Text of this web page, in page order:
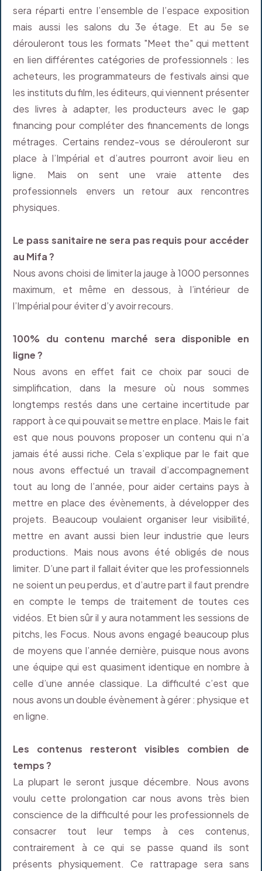
sera réparti entre l’ensemble de l’espace exposition
mais aussi les salons du 3e étage. Et au 5e se
dérouleront tous les formats "Meet the" qui mettent
en lien différentes catégories de professionnels : les
acheteurs, les programmateurs de festivals ainsi que
les instituts du film, les éditeurs, qui viennent présenter
des livres à adapter, les producteurs avec le gap
financing pour compléter des financements de longs
métrages. Certains rendez-vous se dérouleront sur
place à l’Impérial et d’autres pourront avoir lieu en
ligne. Mais on sent une vraie attente des
professionnels envers un retour aux rencontres
physiques.
Le pass sanitaire ne sera pas requis pour accéder
au Mifa ?
Nous avons choisi de limiter la jauge à 1000 personnes
maximum, et même en dessous, à l’intérieur de
l’Impérial pour éviter d’y avoir recours.
100% du contenu marché sera disponible en
ligne ?
Nous avons en effet fait ce choix par souci de
simplification, dans la mesure où nous sommes
longtemps restés dans une certaine incertitude par
rapport à ce qui pouvait se mettre en place. Mais le fait
est que nous pouvons proposer un contenu qui n’a
jamais été aussi riche. Cela s’explique par le fait que
nous avons effectué un travail d’accompagnement
tout au long de l’année, pour aider certains pays à
mettre en place des évènements, à développer des
projets. Beaucoup voulaient organiser leur visibilité,
mettre en avant aussi bien leur industrie que leurs
productions. Mais nous avons été obligés de nous
limiter. D’une part il fallait éviter que les professionnels
ne soient un peu perdus, et d’autre part il faut prendre
en compte le temps de traitement de toutes ces
vidéos. Et bien sûr il y aura notamment les sessions de
pitchs, les Focus. Nous avons engagé beaucoup plus
de moyens que l’année dernière, puisque nous avons
une équipe qui est quasiment identique en nombre à
celle d’une année classique. La difficulté c’est que
nous avons un double évènement à gérer : physique et
en ligne.
Les contenus resteront visibles combien de
temps ?
La plupart le seront jusque décembre. Nous avons
voulu cette prolongation car nous avons très bien
conscience de la difficulté pour les professionnels de
consacrer tout leur temps à ces contenus,
contrairement à ce qui se passe quand ils sont
présents physiquement. Ce rattrapage sera sans